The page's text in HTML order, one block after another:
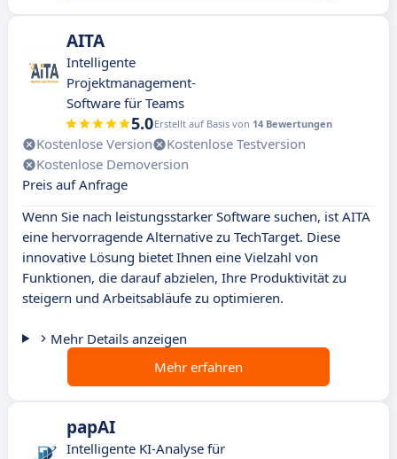
AITA
Intelligente
Projektmanagement-
Software für Teams
5.0Erstellt auf Basis von 14 Bewertungen
Kostenlose Version
Kostenlose Testversion
Kostenlose Demoversion
Preis auf Anfrage
Wenn Sie nach leistungsstarker Software suchen, ist AITA
eine hervorragende Alternative zu TechTarget. Diese
innovative Lösung bietet Ihnen eine Vielzahl von
Funktionen, die darauf abzielen, Ihre Produktivität zu
steigern und Arbeitsabläufe zu optimieren.
Mehr Details anzeigen
Mehr erfahren
papAI
Intelligente KI-Analyse für